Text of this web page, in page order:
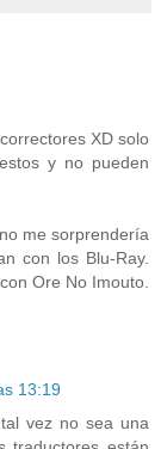
XD solo
y no pueden
me sorprendería
con los Blu-Ray.
Ore No Imouto.
13:19
vez no sea una